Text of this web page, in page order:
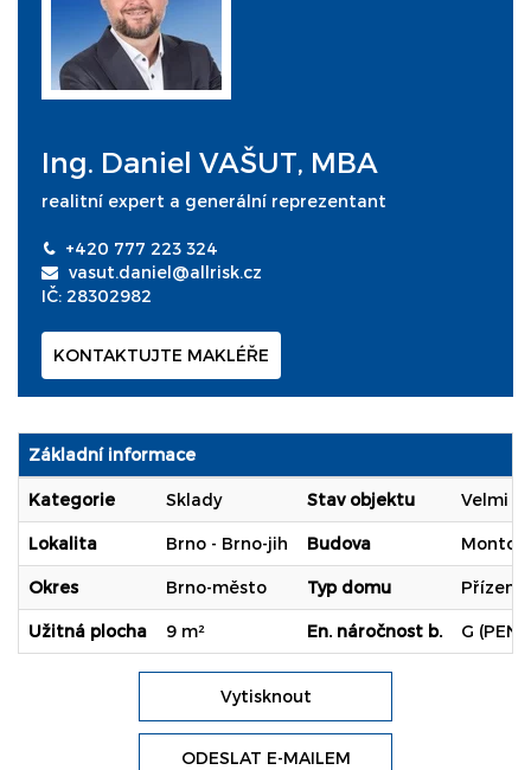
Ing. Daniel VAŠUT, MBA
realitní expert a generální reprezentant
+420 777 223 324
vasut.daniel@allrisk.cz
IČ: 28302982
KONTAKTUJTE MAKLÉŘE
Základní informace
Kategorie Sklady Stav objektu Velmi
Lokalita Brno - Brno-jih Budova
Okres Brno-město Typ domu
Užitná plocha 9 m² En. náročnost b. G
Vytisknout
ODESLAT E-MAILEM